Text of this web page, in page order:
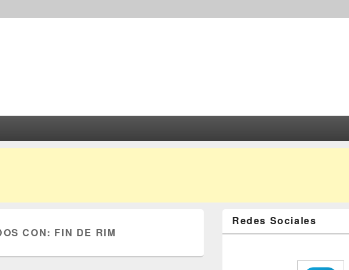
CON: FIN DE RIM
Redes Sociales